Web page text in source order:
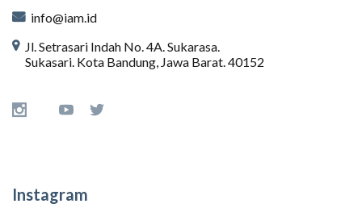
info@iam.id
Jl. Setrasari Indah No. 4A. Sukarasa.
Sukasari. Kota Bandung, Jawa Barat. 40152
Instagram